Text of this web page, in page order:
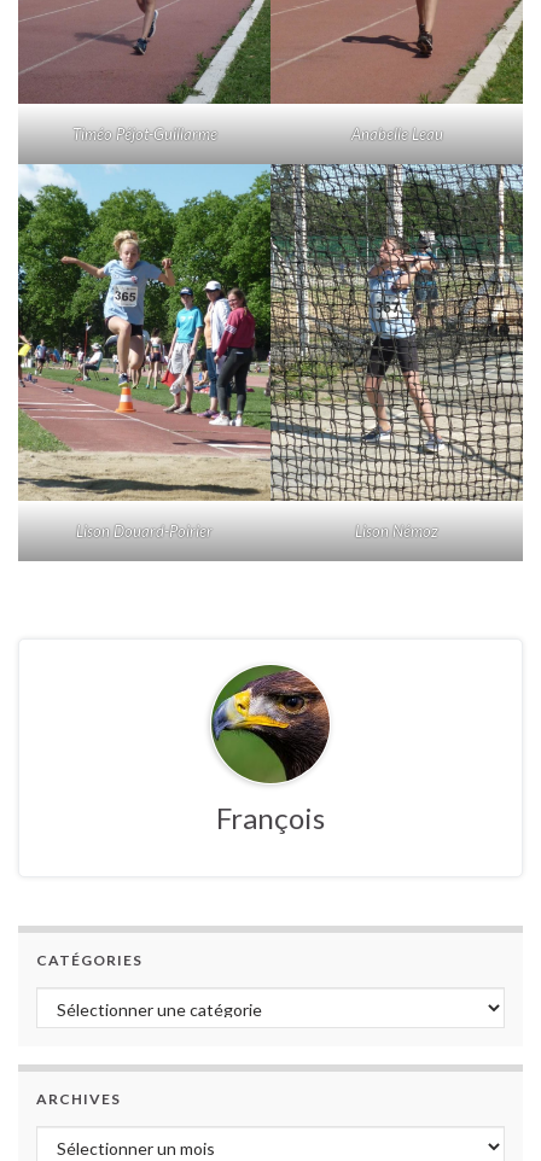
Timéo Péjot-Guillarme Anabelle Leau
Lison Douard-Poirier Lison Némoz
François
CATÉGORIES
Catégories
ARCHIVES
Archives